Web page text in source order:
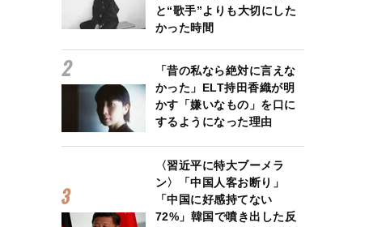
と“歌手”よりも大切にした
かった時間
「昔の私なら絶対に言えな
かった」ELT持田香織が明
かす「嫌いなもの」を口に
するようになった理由
〈習近平に特大ブーメラ
ン〉「中国人客お断り」
「中国に好感持てない
72%」韓国で噴き出した反